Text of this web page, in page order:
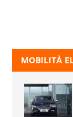
MOBILITÀ